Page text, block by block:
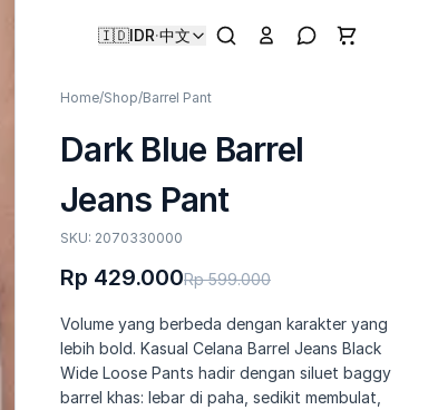
🇮🇩IDR·中文
Home/Shop/Barrel Pant
Dark Blue Barrel
Jeans Pant
SKU: 2070330000
Rp 429.000Rp 599.000
Volume yang berbeda dengan karakter yang
lebih bold. Kasual Celana Barrel Jeans Black
Wide Loose Pants hadir dengan siluet baggy
barrel khas: lebar di paha, sedikit membulat,